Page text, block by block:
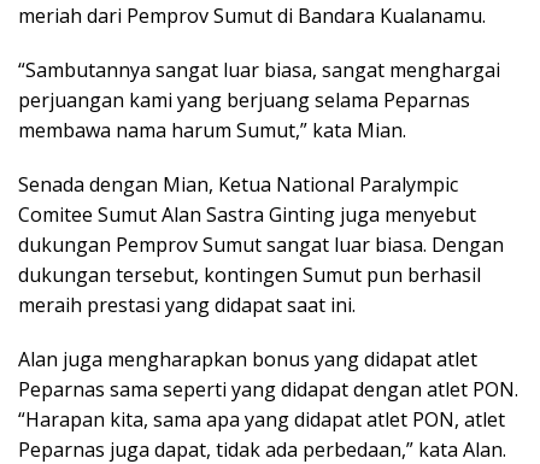
meriah dari Pemprov Sumut di Bandara Kualanamu.
“Sambutannya sangat luar biasa, sangat menghargai
perjuangan kami yang berjuang selama Peparnas
membawa nama harum Sumut,” kata Mian.
Senada dengan Mian, Ketua National Paralympic
Comitee Sumut Alan Sastra Ginting juga menyebut
dukungan Pemprov Sumut sangat luar biasa. Dengan
dukungan tersebut, kontingen Sumut pun berhasil
meraih prestasi yang didapat saat ini.
Alan juga mengharapkan bonus yang didapat atlet
Peparnas sama seperti yang didapat dengan atlet PON.
“Harapan kita, sama apa yang didapat atlet PON, atlet
Peparnas juga dapat, tidak ada perbedaan,” kata Alan.